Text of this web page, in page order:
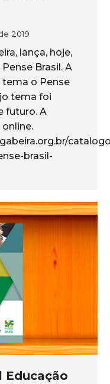
2019
lança, hoje,
Brasil. A
o Pense
tema foi
futuro. A
brasil-
Educação